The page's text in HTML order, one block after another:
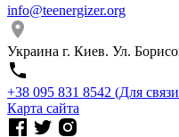
info@teenergizer.org
Украина г. Киев. Ул.
⁨+38 095 831 8542⁩ (Для
Карта сайта